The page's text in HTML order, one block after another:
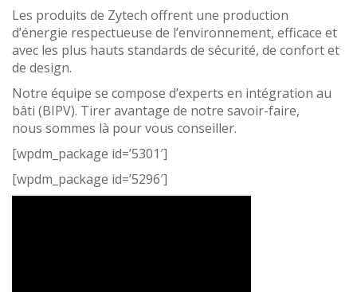
Les produits de Zytech offrent une production
d’énergie respectueuse de l’environnement, efficace et
avec les plus hauts standards de sécurité, de confort et
de design.
Notre équipe se compose d’experts en intégration au
bâti (BIPV). Tirer avantage de notre savoir-faire,
nous sommes là pour vous conseiller.
[wpdm_package id=’5301′]
[wpdm_package id=’5296′]